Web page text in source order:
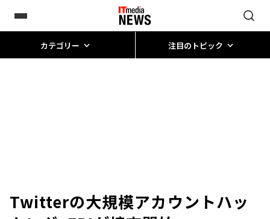
カテゴリー 注目のトピック
Twitterの大規模アカウントハッ